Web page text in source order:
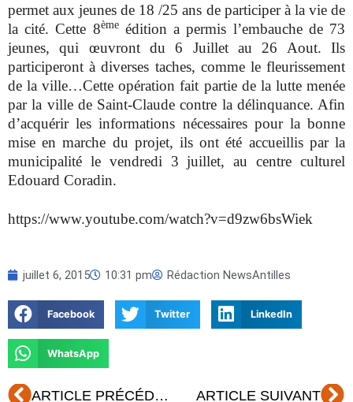
permet aux jeunes de 18 /25 ans de participer à la vie de
la cité. Cette 8èmeédition a permis l’embauche de 73
jeunes, qui œuvront du 6 Juillet au 26 Aout. Ils
participeront à diverses taches, comme le fleurissement
de la ville…Cette opération fait partie de la lutte menée
par la ville de Saint-Claude contre la délinquance. Afin
d’acquérir les informations nécessaires pour la bonne
mise en marche du projet, ils ont été accueillis par la
municipalité le vendredi 3 juillet, au centre culturel
Edouard Coradin.
https://www.youtube.com/watch?v=d9zw6bsWiek
juillet 6, 2015 10:31 pm Rédaction NewsAntilles
Facebook Twitter LinkedIn
WhatsApp
Précédent ARTICLE PRÉCÉDENT ARTICLE SUIVANT